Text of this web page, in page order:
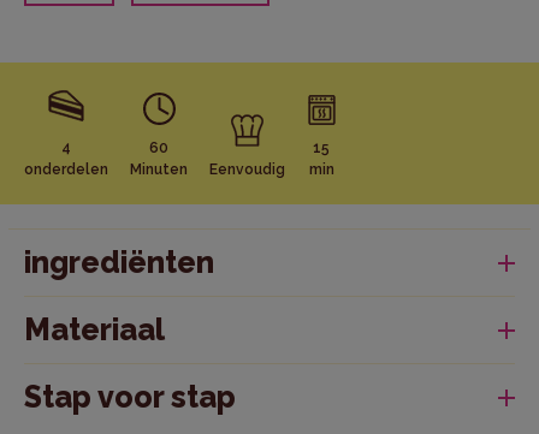
4
onderdelen
60
Minuten
Eenvoudig
15
min
ingrediënten
3 eieren
1Bakpoeder
Materiaal
Stap voor stap